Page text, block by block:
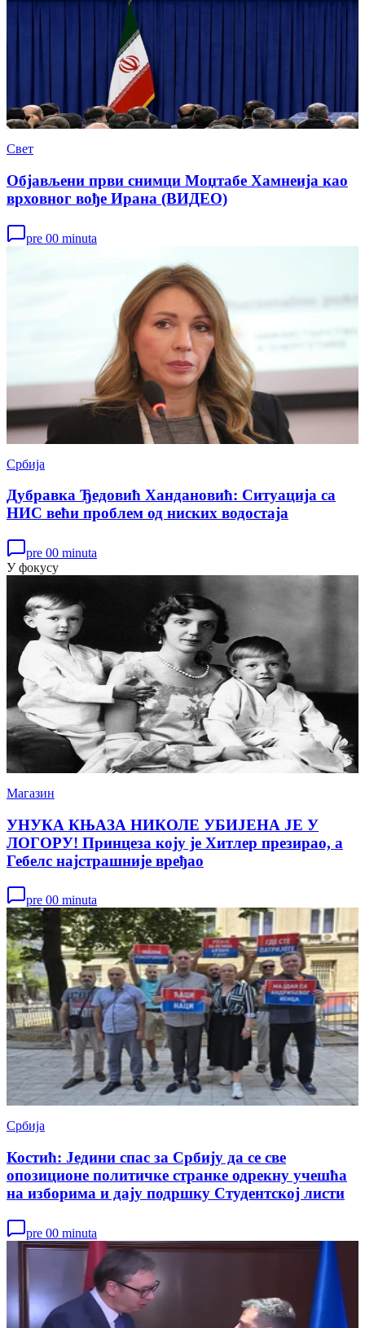
Свет
Објављени први снимци Моџтабе Хамнеија као
врховног вође Ирана (ВИДЕО)
pre 00 minuta
Србија
Дубравка Ђедовић Хандановић: Ситуација са
НИС већи проблем од ниских водостаја
pre 00 minuta
У фокусу
Магазин
УНУКА КЊАЗА НИКОЛЕ УБИЈЕНА ЈЕ У
ЛОГОРУ! Принцеза коју је Хитлер презирао, а
Гебелс најстрашније вређао
pre 00 minuta
Србија
Костић: Једини спас за Србију да се све
опозиционе политичке странке одрекну учешћа
на изборима и дају подршку Студентској листи
pre 00 minuta